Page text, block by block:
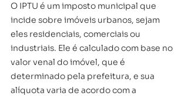
O IPTU é um imposto municipal que
incide sobre imóveis urbanos, sejam
eles residenciais, comerciais ou
industriais. Ele é calculado com base no
valor venal do imóvel, que é
determinado pela prefeitura, e sua
alíquota varia de acordo com a